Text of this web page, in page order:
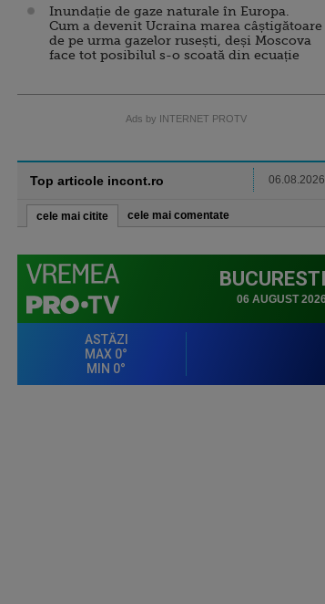
Inundație de gaze naturale în Europa.
Cum a devenit Ucraina marea câștigătoare
de pe urma gazelor rusești, deși Moscova
face tot posibilul s-o scoată din ecuație
Ads by INTERNET PROTV
Top articole incont.ro 06.08.2026
cele mai citite cele mai comentate